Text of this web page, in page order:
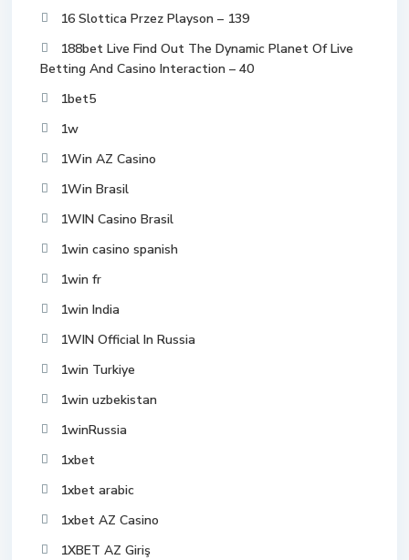
16 Slottica Przez Playson – 139
188bet Live Find Out The Dynamic Planet Of Live
Betting And Casino Interaction – 40
1bet5
1w
1Win AZ Casino
1Win Brasil
1WIN Casino Brasil
1win casino spanish
1win fr
1win India
1WIN Official In Russia
1win Turkiye
1win uzbekistan
1winRussia
1xbet
1xbet arabic
1xbet AZ Casino
1XBET AZ Giriş